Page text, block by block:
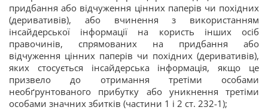
придбання або відчуження цінних паперів чи похідних
(деривативів), або вчинення з використанням
інсайдерської інформації на користь інших осіб
правочинів, спрямованих на придбання або
відчуження цінних паперів чи похідних (деривативів),
яких стосується інсайдерська інформація, якщо це
призвело до отримання третіми особами
необґрунтованого прибутку або уникнення третіми
особами значних збитків (частини 1 і 2 ст. 232-1);